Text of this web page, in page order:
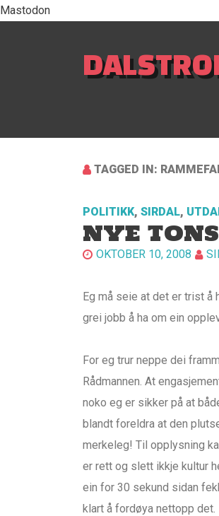
Mastodon
TAGGED IN:
POLITIKK, SIRDAL,
NYE
OKTOBER 10, 2008
Eg må seie at det er trist å
grei jobb å ha om ein
For eg trur neppe dei
Rådmannen. At
noko eg er sikker på at
blandt foreldra at den
merkeleg! Til opplysning
er rett og slett ikkje kultur
ein for 30 sekund sidan
klart å fordøya nettopp det.